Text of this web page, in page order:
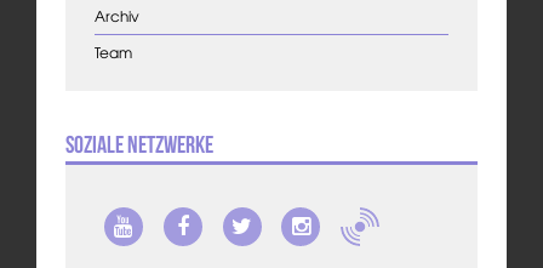
Archiv
Team
Soziale Netzwerke